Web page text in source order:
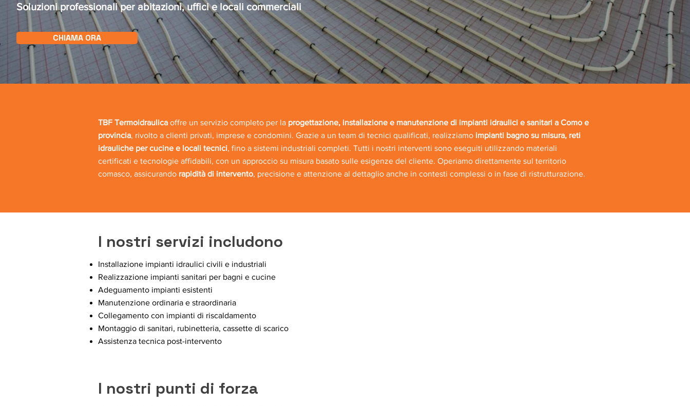
Soluzioni professionali per abitazioni, uffici e locali commerciali
CHIAMA ORA
TBF Termoidraulica offre un servizio completo per la progettazione, installazione e manutenzione di impianti idraulici e sanitari a Como e
provincia, rivolto a clienti privati, imprese e condomini. Grazie a un team di tecnici qualificati, realizziamo impianti bagno su misura, reti
idrauliche per cucine e locali tecnici, fino a sistemi industriali completi. Tutti i nostri interventi sono eseguiti utilizzando materiali
certificati e tecnologie affidabili, con un approccio su misura basato sulle esigenze del cliente. Operiamo direttamente sul territorio
comasco, assicurando rapidità di intervento, precisione e attenzione al dettaglio anche in contesti complessi o in fase di ristrutturazione.
I nostri servizi includono
Installazione impianti idraulici civili e industriali
Realizzazione impianti sanitari per bagni e cucine
Adeguamento impianti esistenti
Manutenzione ordinaria e straordinaria
Collegamento con impianti di riscaldamento
Montaggio di sanitari, rubinetteria, cassette di scarico
Assistenza tecnica post-intervento
I nostri punti di forza